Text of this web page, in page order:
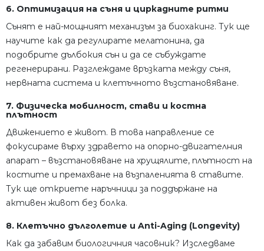
6. Оптимизация на съня и циркадните ритми
Сънят е най-мощният механизъм за биохакинг. Тук ще
научите как да регулирате мелатонина, да
подобрите дълбокия сън и да се събуждате
регенерирани. Разглеждаме връзката между съня,
нервната система и клетъчното възстановяване.
7. Физическа мобилност, стави и костна
плътност
Движението е живот. В това направление се
фокусираме върху здравето на опорно-двигателния
апарат – възстановяване на хрущялите, плътност на
костите и премахване на възпаленията в ставите.
Тук ще откриете наръчници за поддържане на
активен живот без болка.
8. Клетъчно дълголетие и Anti-Aging (Longevity)
Как да забавим биологичния часовник? Изследваме